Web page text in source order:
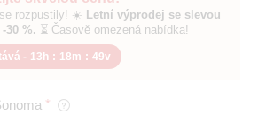
rozpustily! ☀️ Letní výprodej se slevou
30 %. ⏳ Časově omezená nabídka!
- 13h : 18m : 48v